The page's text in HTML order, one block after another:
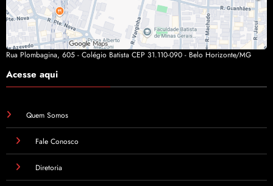
Rua Plombagina, 605 - Colégio Batista CEP 31.110-090 - Belo Horizonte/MG
Acesse aqui
Quem Somos
Fale Conosco
Diretoria